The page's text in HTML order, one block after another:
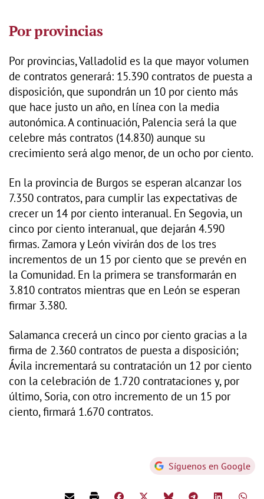
Por provincias
Por provincias, Valladolid es la que mayor volumen
de contratos generará: 15.390 contratos de puesta a
disposición, que supondrán un 10 por ciento más
que hace justo un año, en línea con la media
autonómica. A continuación, Palencia será la que
celebre más contratos (14.830) aunque su
crecimiento será algo menor, de un ocho por ciento.
En la provincia de Burgos se esperan alcanzar los
7.350 contratos, para cumplir las expectativas de
crecer un 14 por ciento interanual. En Segovia, un
cinco por ciento interanual, que dejarán 4.590
firmas. Zamora y León vivirán dos de los tres
incrementos de un 15 por ciento que se prevén en
la Comunidad. En la primera se transformarán en
3.810 contratos mientras que en León se esperan
firmar 3.380.
Salamanca crecerá un cinco por ciento gracias a la
firma de 2.360 contratos de puesta a disposición;
Ávila incrementará su contratación un 12 por ciento
con la celebración de 1.720 contrataciones y, por
último, Soria, con otro incremento de un 15 por
ciento, firmará 1.670 contratos.
Síguenos en Google